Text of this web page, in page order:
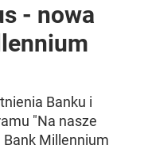
- nowa
Banku i
"Na nasze
Millennium